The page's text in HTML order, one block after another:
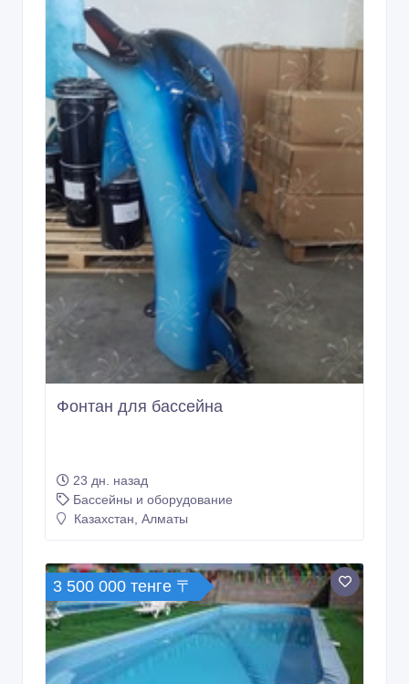
Фонтан для бассейна
23 дн. назад
Бассейны и оборудование
Казахстан, Алматы
3 500 000 тенге 〒